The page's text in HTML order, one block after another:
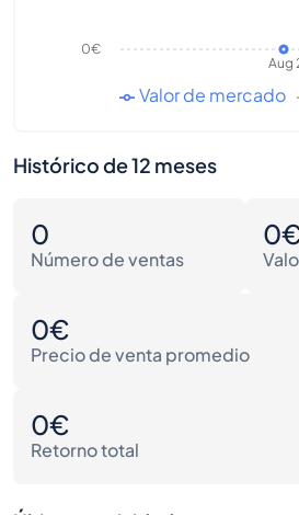
Aug
0€
Valor de mercado
Histórico de 12 meses
0
Número de ventas
0€
Precio de venta promedio
0€
Retorno total